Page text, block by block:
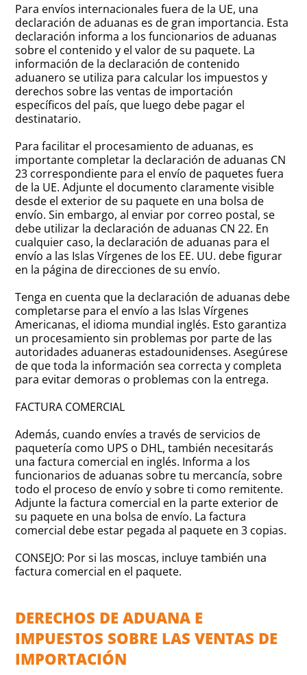
Para envíos internacionales fuera de la UE, una
declaración de aduanas es de gran importancia. Esta
declaración informa a los funcionarios de aduanas
sobre el contenido y el valor de su paquete. La
información de la declaración de contenido
aduanero se utiliza para calcular los impuestos y
derechos sobre las ventas de importación
específicos del país, que luego debe pagar el
destinatario.
Para facilitar el procesamiento de aduanas, es
importante completar la declaración de aduanas CN
23 correspondiente para el envío de paquetes fuera
de la UE. Adjunte el documento claramente visible
desde el exterior de su paquete en una bolsa de
envío. Sin embargo, al enviar por correo postal, se
debe utilizar la declaración de aduanas CN 22. En
cualquier caso, la declaración de aduanas para el
envío a las Islas Vírgenes de los EE. UU. debe figurar
en la página de direcciones de su envío.
Tenga en cuenta que la declaración de aduanas debe
completarse para el envío a las Islas Vírgenes
Americanas, el idioma mundial inglés. Esto garantiza
un procesamiento sin problemas por parte de las
autoridades aduaneras estadounidenses. Asegúrese
de que toda la información sea correcta y completa
para evitar demoras o problemas con la entrega.
FACTURA COMERCIAL
Además, cuando envíes a través de servicios de
paquetería como UPS o DHL, también necesitarás
una factura comercial en inglés. Informa a los
funcionarios de aduanas sobre tu mercancía, sobre
todo el proceso de envío y sobre ti como remitente.
Adjunte la factura comercial en la parte exterior de
su paquete en una bolsa de envío. La factura
comercial debe estar pegada al paquete en 3 copias.
CONSEJO: Por si las moscas, incluye también una
factura comercial en el paquete.
DERECHOS DE ADUANA E
IMPUESTOS SOBRE LAS VENTAS DE
IMPORTACIÓN